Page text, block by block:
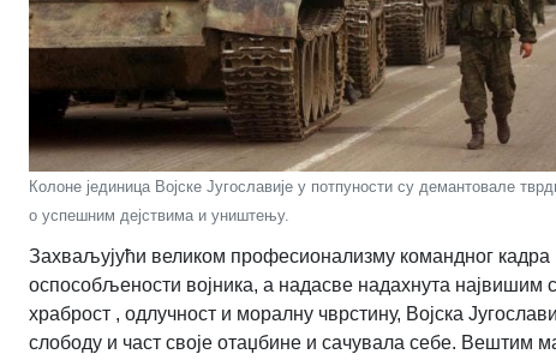
Колоне јединица Војске Југославије у потпуности су демантовале
о успешним дејствима и уништењу.
Захваљујући великом професионализму командног кадра
оспособљености војника, а надасве надахнута највишим
храброст , одлучност и моралну чврстину, Војска
слободу и част своје отаџбине и сачувала себе. Вештим